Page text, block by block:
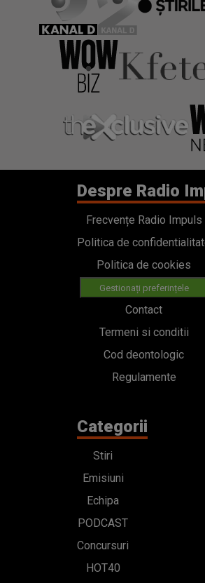
Despre Radio
Frecvențe Radio Impuls
Politica de
Politica de cookies
Gestionați preferințele
Contact
Termeni si conditii
Cod deontologic
Regulamente
Categorii
Stiri
Emisiuni
Echipa
PODCAST
Concursuri
HOT40